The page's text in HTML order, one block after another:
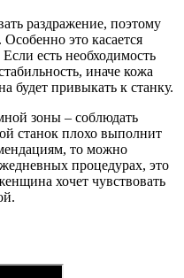
раздражение, поэтому
это касается
есть необходимость
иначе кожа
будет привыкать к станку.
зоны – соблюдать
станок плохо выполнит
то можно
процедурах, это
хочет чувствовать